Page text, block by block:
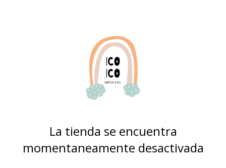
La tienda se encuentra
momentaneamente desactivada